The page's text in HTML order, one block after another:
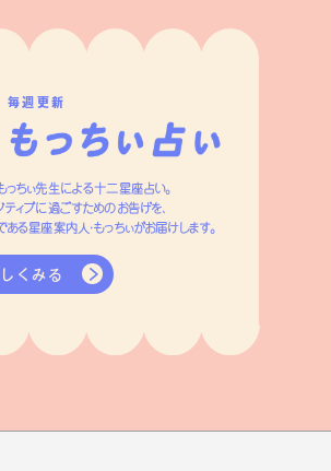
毎週更新
ちぃ先生による十二星座占い。
ィブに過ごすためのお告げを、
る星座案内人・もっちぃがお届けします。
くみる